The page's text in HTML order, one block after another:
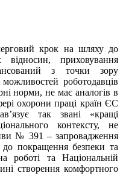
крок на шляху до
відносин, приховування
з точки зору
роботодавців
норми, не має аналогів в
охорони праці країн ЄС
так звані «кращі
контексту, не
№ 391 – запровадження
до покращення безпеки та
роботі та Національній
створення комфортного